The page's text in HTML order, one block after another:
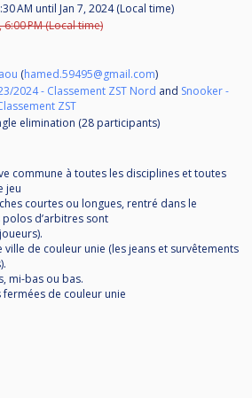
AM until Jan 7, 2024 (Local time)
6:00 PM (Local time)
(hamed.59495@gmail.com)
2024 - Classement ZST Nord and Snooker -
ZST
elimination (28 participants)
commune à toutes les disciplines et toutes
jeu
courtes ou longues, rentré dans le
d’arbitres sont
ville de couleur unie (les jeans et survêtements
mi-bas ou bas.
fermées de couleur unie